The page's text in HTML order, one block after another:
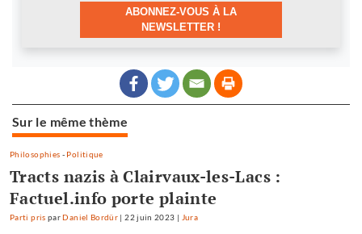
ABONNEZ-VOUS À LA
NEWSLETTER !
Sur le même thème
Philosophies - Politique
Tracts nazis à Clairvaux-les-Lacs :
Factuel.info porte plainte
Parti pris parDaniel Bordür |22 juin 2023 | Jura